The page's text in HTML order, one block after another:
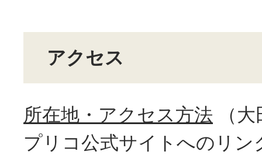
アクセス
所在地・アクセス方法 （
プリコ公式サイトへのリン